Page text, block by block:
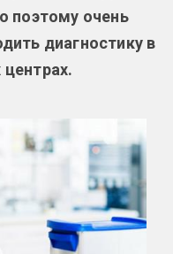
поэтому очень
диагностику в